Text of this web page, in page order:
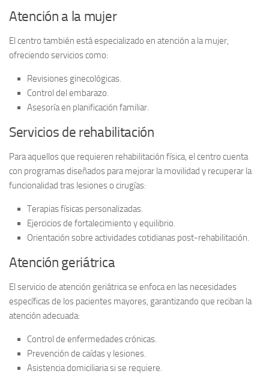
Atención a la mujer
El centro también está especializado en atención a la mujer,
ofreciendo servicios como:
Revisiones ginecológicas.
Control del embarazo.
Asesoría en planificación familiar.
Servicios de rehabilitación
Para aquellos que requieren rehabilitación física, el centro cuenta
con programas diseñados para mejorar la movilidad y recuperar la
funcionalidad tras lesiones o cirugías:
Terapias físicas personalizadas.
Ejercicios de fortalecimiento y equilibrio.
Orientación sobre actividades cotidianas post-rehabilitación.
Atención geriátrica
El servicio de atención geriátricase enfoca en las necesidades
específicas de los pacientes mayores, garantizando que reciban la
atención adecuada:
Control de enfermedades crónicas.
Prevención de caídas y lesiones.
Asistencia domiciliaria si se requiere.